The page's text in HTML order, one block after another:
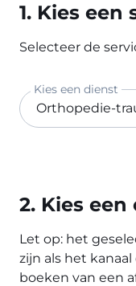
1. Kies een
Selecteer de
Kies een dienst
2. Kies een
Let op: het
zijn als het
boeken van een